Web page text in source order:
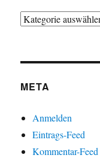
Kategorien
META
Anmelden
Eintrags-Feed
Kommentar-Feed